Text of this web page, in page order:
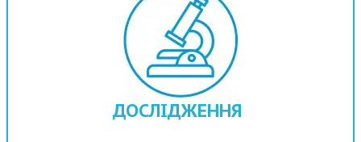
ДОСЛІДЖЕННЯ